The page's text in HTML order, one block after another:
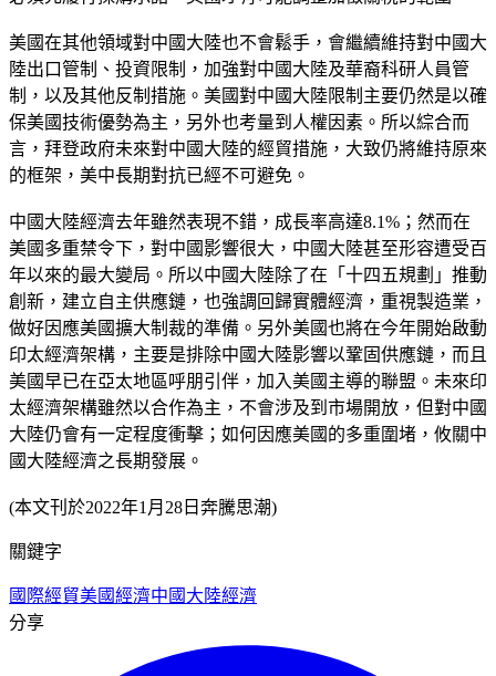
美國在其他領域對中國大陸也不會鬆手，會繼續維持對中國大
陸出口管制、投資限制，加強對中國大陸及華裔科研人員管
制，以及其他反制措施。美國對中國大陸限制主要仍然是以確
保美國技術優勢為主，另外也考量到人權因素。所以綜合而
言，拜登政府未來對中國大陸的經貿措施，大致仍將維持原來
的框架，美中長期對抗已經不可避免。
中國大陸經濟去年雖然表現不錯，成長率高達8.1%；然而在
美國多重禁令下，對中國影響很大，中國大陸甚至形容遭受百
年以來的最大變局。所以中國大陸除了在「十四五規劃」推動
創新，建立自主供應鏈，也強調回歸實體經濟，重視製造業，
做好因應美國擴大制裁的準備。另外美國也將在今年開始啟動
印太經濟架構，主要是排除中國大陸影響以鞏固供應鏈，而且
美國早已在亞太地區呼朋引伴，加入美國主導的聯盟。未來印
太經濟架構雖然以合作為主，不會涉及到市場開放，但對中國
大陸仍會有一定程度衝擊；如何因應美國的多重圍堵，攸關中
國大陸經濟之長期發展。
(本文刊於2022年1月28日奔騰思潮)
關鍵字
國際經貿美國經濟中國大陸經濟
分享